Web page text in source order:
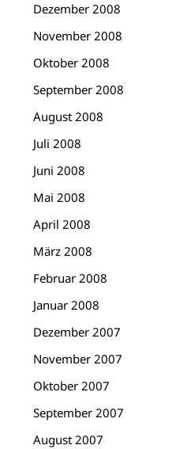
Dezember 2008
November 2008
Oktober 2008
September 2008
August 2008
Juli 2008
Juni 2008
Mai 2008
April 2008
März 2008
Februar 2008
Januar 2008
Dezember 2007
November 2007
Oktober 2007
September 2007
August 2007